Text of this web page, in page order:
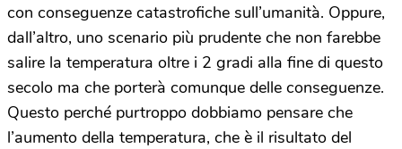
con conseguenze catastrofiche sull’umanità. Oppure,
dall’altro, uno scenario più prudente che non farebbe
salire la temperatura oltre i 2 gradi alla fine di questo
secolo ma che porterà comunque delle conseguenze.
Questo perché purtroppo dobbiamo pensare che
l’aumento della temperatura, che è il risultato del